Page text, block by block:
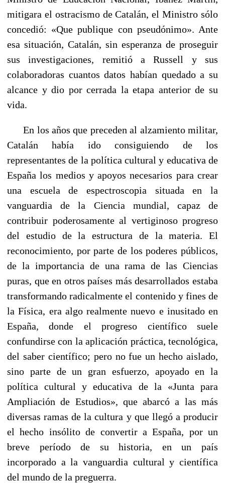
mitigara el ostracismo de Catalán, el Ministro sólo
conce­dió: «Que publique con pseudónimo». Ante
esa situación, Cata­lán, sin esperanza de proseguir
sus investigaciones, remitió a Russell y sus
colaboradoras cuantos datos habían quedado a su
alcance y dio por cerrada la etapa anterior de su
vida.
En los años que preceden al alzamiento militar,
Catalán había ido consiguiendo de los
representantes de la política cultural y educativa de
España los medios y apoyos necesarios para crear
una escuela de espectroscopia situada en la
vanguardia de la Ciencia mundial, capaz de
contribuir poderosamente al vertiginoso progreso
del estudio de la estructura de la materia. El
reconoci­miento, por parte de los poderes públicos,
de la importancia de una rama de las Ciencias
puras, que en otros países más desarro­llados estaba
transformando radicalmente el contenido y fines de
la Física, era algo realmente nuevo e inusitado en
España, donde el progreso científico suele
confundirse con la aplicación prác­tica, tecnológica,
del saber científico; pero no fue un hecho ais­lado,
sino parte de un gran esfuerzo, apoyado en la
política cultu­ral y educativa de la «Junta para
Ampliación de Estudios», que abarcó a las más
diversas ramas de la cultura y que llegó a pro­ducir
el hecho insólito de convertir a España, por un
breve período de su historia, en un país
incorporado a la vanguardia cultural y científica
del mundo de la preguerra.